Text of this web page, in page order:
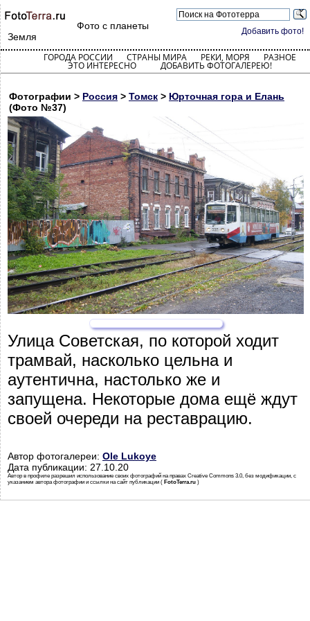
Добавить фото!
Фото с планеты
Земля
ГОРОДА РОССИИ СТРАНЫ МИРА РЕКИ, МОРЯ РАЗНОЕ
ЭТО ИНТЕРЕСНО ДОБАВИТЬ ФОТОГАЛЕРЕЮ!
Фотографии > Россия > Томск > Юрточная гора и Елань
(Фото №37)
Улица Советская, по которой ходит
трамвай, насколько цельна и
аутентична, настолько же и
запущена. Некоторые дома ещё ждут
своей очереди на реставрацию.
Автор фотогалереи: Ole Lukoye
Дата публикации: 27.10.20
Автор в профиле разрешил использование своих фотографий на правах Creative Commons 3.0, без модификации, с
указанием автора фотографии и ссылки на сайт публикации ( FotoTerra.ru )